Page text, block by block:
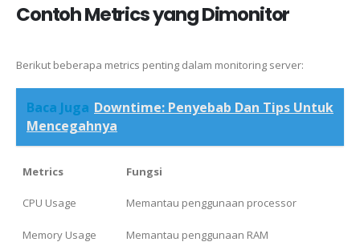
Contoh Metrics yang Dimonitor
Berikut beberapa metrics penting dalam monitoring server:
Baca Juga Downtime: Penyebab Dan Tips Untuk
Mencegahnya
Metrics Fungsi
CPU Usage Memantau penggunaan processor
Memory Usage Memantau penggunaan RAM